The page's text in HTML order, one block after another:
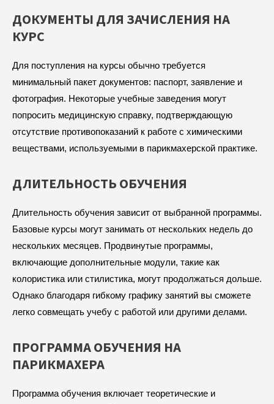
ДОКУМЕНТЫ ДЛЯ ЗАЧИСЛЕНИЯ НА
КУРС
Для поступления на курсы обычно требуется
минимальный пакет документов: паспорт, заявление и
фотография. Некоторые учебные заведения могут
попросить медицинскую справку, подтверждающую
отсутствие противопоказаний к работе с химическими
веществами, используемыми в парикмахерской практике.
ДЛИТЕЛЬНОСТЬ ОБУЧЕНИЯ
Длительность обучения зависит от выбранной программы.
Базовые курсы могут занимать от нескольких недель до
нескольких месяцев. Продвинутые программы,
включающие дополнительные модули, такие как
колористика или стилистика, могут продолжаться дольше.
Однако благодаря гибкому графику занятий вы сможете
легко совмещать учебу с работой или другими делами.
ПРОГРАММА ОБУЧЕНИЯ НА
ПАРИКМАХЕРА
Программа обучения включает теоретические и